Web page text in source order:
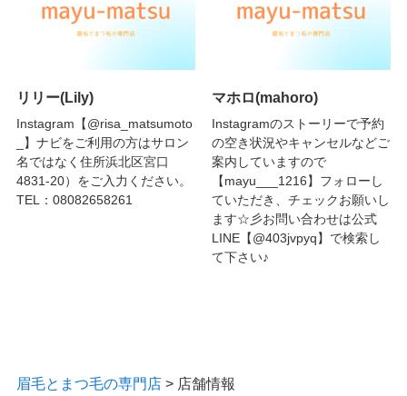
リリー(Lily)
Instagram【@risa_matsumoto
_】ナビをご利用の方はサロン
名ではなく住所浜北区宮口
4831-20）をご入力ください。
TEL：08082658261
マホロ(mahoro)
Instagramのストーリーで予約
の空き状況やキャンセルなどご
案内していますので
【mayu___1216】フォローし
ていただき、チェックお願いし
ます☆彡お問い合わせは公式
LINE【@403jvpyq】で検索し
て下さい♪
眉毛とまつ毛の専門店> 店舗情報